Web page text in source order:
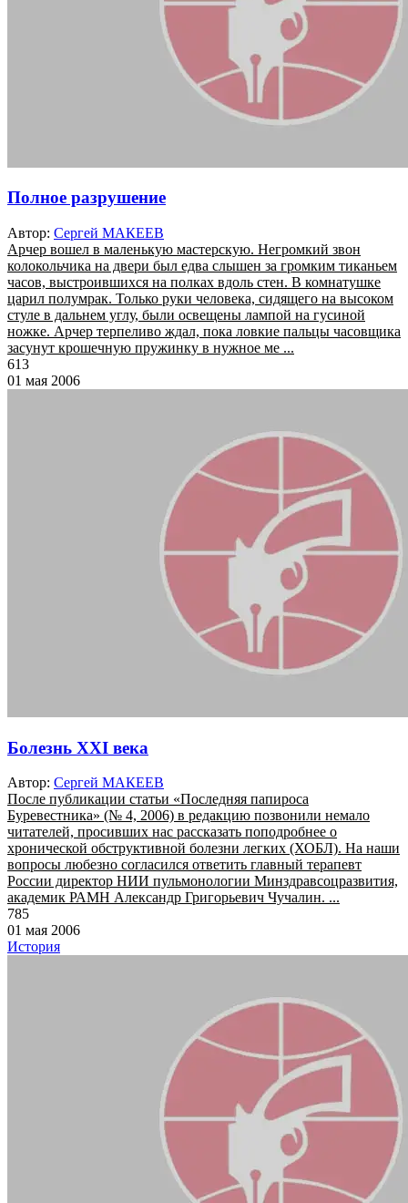
Полное разрушение
Автор: Сергей МАКЕЕВ
Арчер вошел в маленькую мастерскую. Негромкий звон
колокольчика на двери был едва слышен за громким тиканьем
часов, выстроившихся на полках вдоль стен. В комнатушке
царил полумрак. Только руки человека, сидящего на высоком
стуле в дальнем углу, были освещены лампой на гусиной
ножке. Арчер терпеливо ждал, пока ловкие пальцы часовщика
засунут крошечную пружинку в нужное ме ...
613
01 мая 2006
Болезнь XXI века
Автор: Сергей МАКЕЕВ
После публикации статьи «Последняя папироса
Буревестника» (№ 4, 2006) в редакцию позвонили немало
читателей, просивших нас рассказать поподробнее о
хронической обструктивной болезни легких (ХОБЛ). На наши
вопросы любезно согласился ответить главный терапевт
России директор НИИ пульмонологии Минздравсоцразвития,
академик РАМН Александр Григорьевич Чучалин. ...
785
01 мая 2006
История